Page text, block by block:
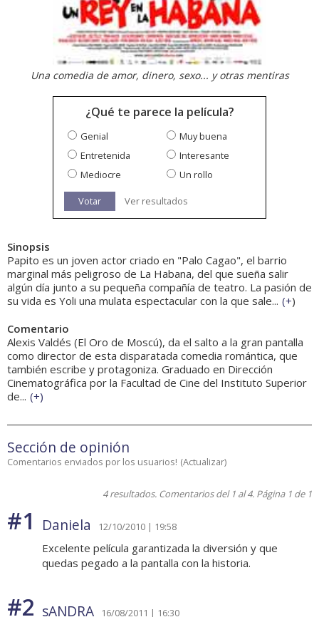
Una comedia de amor, dinero, sexo... y otras mentiras
¿Qué te parece la película?
Genial
Muy buena
Entretenida
Interesante
Mediocre
Un rollo
Votar Ver resultados
Sinopsis
Papito es un joven actor criado en "Palo Cagao", el barrio
marginal más peligroso de La Habana, del que sueña salir
algún día junto a su pequeña compañía de teatro. La pasión de
su vida es Yoli una mulata espectacular con la que sale... (+)
Comentario
Alexis Valdés (El Oro de Moscú), da el salto a la gran pantalla
como director de esta disparatada comedia romántica, que
también escribe y protagoniza. Graduado en Dirección
Cinematográfica por la Facultad de Cine del Instituto Superior
de... (+)
Sección de opinión
Comentarios enviados por los usuarios! (Actualizar)
4 resultados. Comentarios del 1 al 4. Página 1 de 1
#1 Daniela 12/10/2010 | 19:58
Excelente película garantizada la diversión y que
quedas pegado a la pantalla con la historia.
#2 sANDRA 16/08/2011 | 16:30